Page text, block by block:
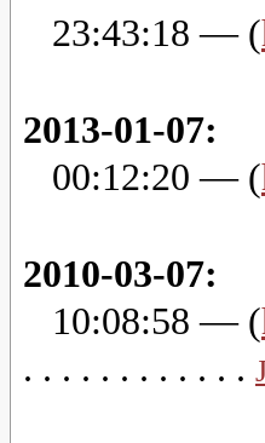
23:43:18 — (
2013-01-07:
00:12:20 — (
2010-03-07:
10:08:58 — (
. . . . . . . . . . . .